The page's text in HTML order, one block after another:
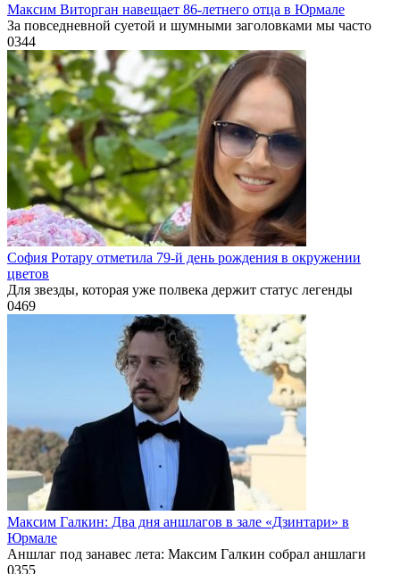
Максим Виторган навещает 86-летнего отца в Юрмале
За повседневной суетой и шумными заголовками мы часто
0344
София Ротару отметила 79-й день рождения в окружении
цветов
Для звезды, которая уже полвека держит статус легенды
0469
Максим Галкин: Два дня аншлагов в зале «Дзинтари» в
Юрмале
Аншлаг под занавес лета: Максим Галкин собрал аншлаги
0355